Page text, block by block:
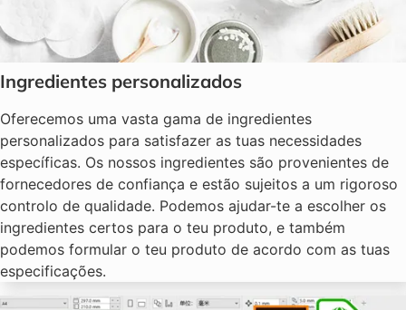
Ingredientes personalizados
Oferecemos uma vasta gama de ingredientes
personalizados para satisfazer as tuas necessidades
específicas. Os nossos ingredientes são provenientes de
fornecedores de confiança e estão sujeitos a um rigoroso
controlo de qualidade. Podemos ajudar-te a escolher os
ingredientes certos para o teu produto, e também
podemos formular o teu produto de acordo com as tuas
especificações.